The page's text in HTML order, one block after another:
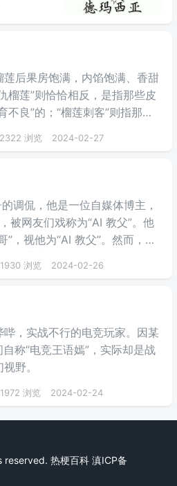
欢喊德玛
满。生
前进、誓
虽远必诛
英雄联
句霸气
德玛西
啥意
后果房饱满，内馅饱满、香甜
榴莲”则恰恰相反，是指那些皮
不良”的；“榴莲刺客”则指那些
2322 浏览 2024-02-27
调侃，他是一位自媒体博主，
被网友们戏称为“AI 教父”。他
”，视他为“AI 教父”。然而，质
1930 浏览 2024-02-26
，实战不行的电竞玩家。因某
称“电竞王语嫣”，实际却是战
野。
1972 浏览 2024-02-24
热梗百科 滇ICP备